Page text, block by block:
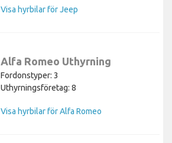
Visa hyrbilar för Jeep
Alfa Romeo Uthyrning
Fordonstyper: 3
Uthyrningsföretag: 8
Visa hyrbilar för Alfa Romeo